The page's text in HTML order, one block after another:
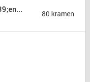
Rommelmarkt tijdens feeste t&#039;ename 80 kramen